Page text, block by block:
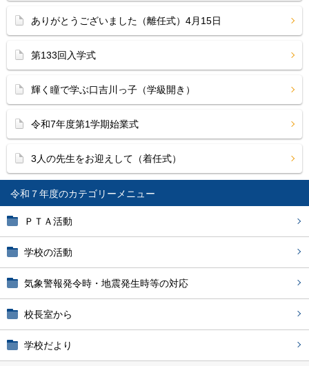
令和７年度
ＰＴＡ活動
学校の活動
気象警報発令時・地震発生時等の対応
校長室から
学校だより
ありがとうございました（離任式）4月15日
第133回入学式
輝く瞳で学ぶ口吉川っ子（学級開き）
令和7年度第1学期始業式
3人の先生をお迎えして（着任式）